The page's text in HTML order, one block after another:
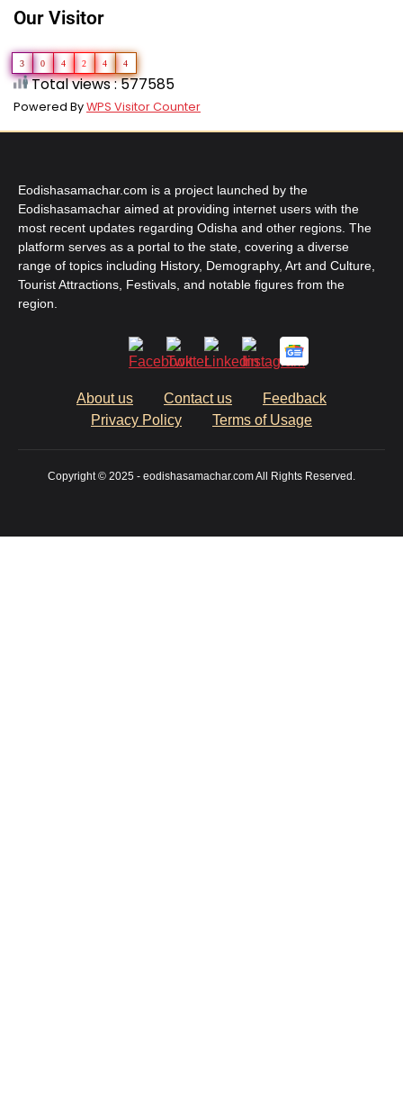
Our Visitor
3 0 4 2 4 4
Total views : 577585
Powered ByWPS Visitor Counter
Eodishasamachar.com is a project launched by the
Eodishasamachar aimed at providing internet users with the
most recent updates regarding Odisha and other regions. The
platform serves as a portal to the state, covering a diverse
range of topics including History, Demography, Art and Culture,
Tourist Attractions, Festivals, and notable figures from the
region.
About us Contact us
Feedback
Privacy Policy
Terms of Usage
Copyright © 2025 - eodishasamachar.com All Rights Reserved.